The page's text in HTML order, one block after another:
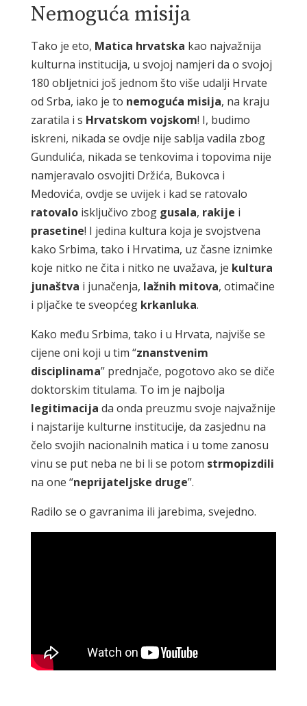
Nemoguća misija
Tako je eto, Matica hrvatska kao najvažnija
kulturna institucija, u svojoj namjeri da o svojoj
180 obljetnici još jednom što više udalji Hrvate
od Srba, iako je to nemoguća misija, na kraju
zaratila i s Hrvatskom vojskom! I, budimo
iskreni, nikada se ovdje nije sablja vadila zbog
Gundulića, nikada se tenkovima i topovima nije
namjeravalo osvojiti Držića, Bukovca i
Medovića, ovdje se uvijek i kad se ratovalo
ratovaloisključivo zbog gusala, rakije i
prasetine! I jedina kultura koja je svojstvena
kako Srbima, tako i Hrvatima, uz časne iznimke
koje nitko ne čita i nitko ne uvažava, je kultura
junaštva i junačenja, lažnih mitova, otimačine
i pljačke te sveopćeg krkanluka.
Kako među Srbima, tako i u Hrvata, najviše se
cijene oni koji u tim “znanstvenim
disciplinama” prednjače, pogotovo ako se diče
doktorskim titulama. To im je najbolja
legitimacija da onda preuzmu svoje najvažnije
i najstarije kulturne institucije, da zasjednu na
čelo svojih nacionalnih matica i u tome zanosu
vinu se put neba ne bi li se potom strmopizdili
na one “neprijateljske druge”.
Radilo se o gavranima ili jarebima, svejedno.